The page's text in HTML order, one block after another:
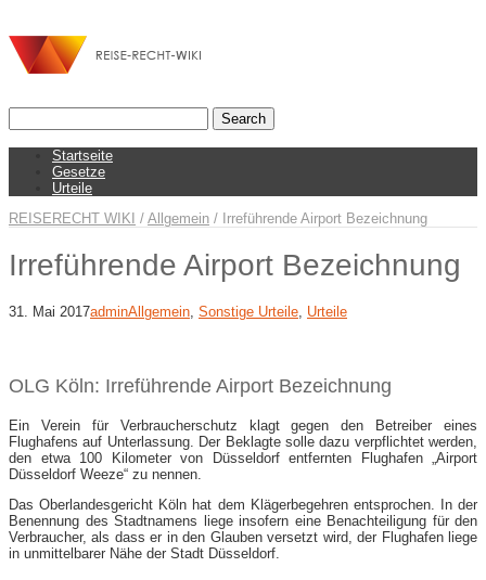
Startseite
Gesetze
Urteile
REISERECHT WIKI / Allgemein / Irreführende Airport Bezeichnung
Irreführende Airport Bezeichnung
31. Mai 2017adminAllgemein Sonstige Urteile Urteile
OLG Köln: Irreführende Airport Bezeichnung
Ein Verein für Verbraucherschutz klagt gegen den Betreiber eines
Flughafens auf Unterlassung. Der Beklagte solle dazu verpflichtet werden,
den etwa 100 Kilometer von Düsseldorf entfernten Flughafen „Airport
Düsseldorf Weeze“ zu nennen.
Das Oberlandesgericht Köln hat dem Klägerbegehren entsprochen. In der
Benennung des Stadtnamens liege insofern eine Benachteiligung für den
Verbraucher, als dass er in den Glauben versetzt wird, der Flughafen liege
in unmittelbarer Nähe der Stadt Düsseldorf.